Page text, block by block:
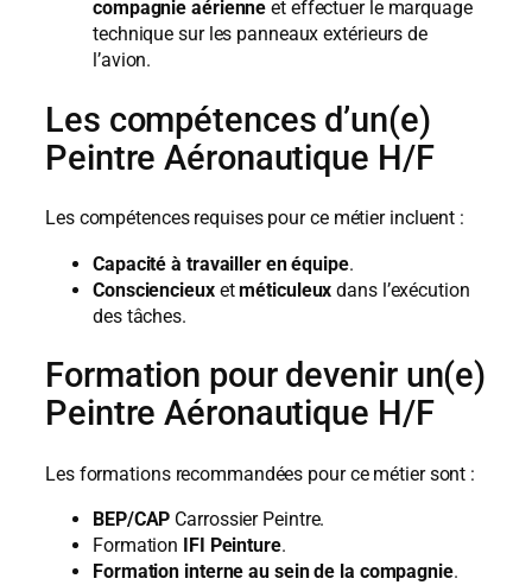
compagnie aérienne et effectuer le marquage
technique sur les panneaux extérieurs de
l’avion.
Les compétences d’un(e)
Peintre Aéronautique H/F
Les compétences requises pour ce métier incluent :
Capacité à travailler en équipe.
Consciencieuxetméticuleux dans l’exécution
des tâches.
Formation pour devenir un(e)
Peintre Aéronautique H/F
Les formations recommandées pour ce métier sont :
BEP/CAP Carrossier Peintre.
Formation IFI Peinture.
Formation interne au sein de la compagnie.